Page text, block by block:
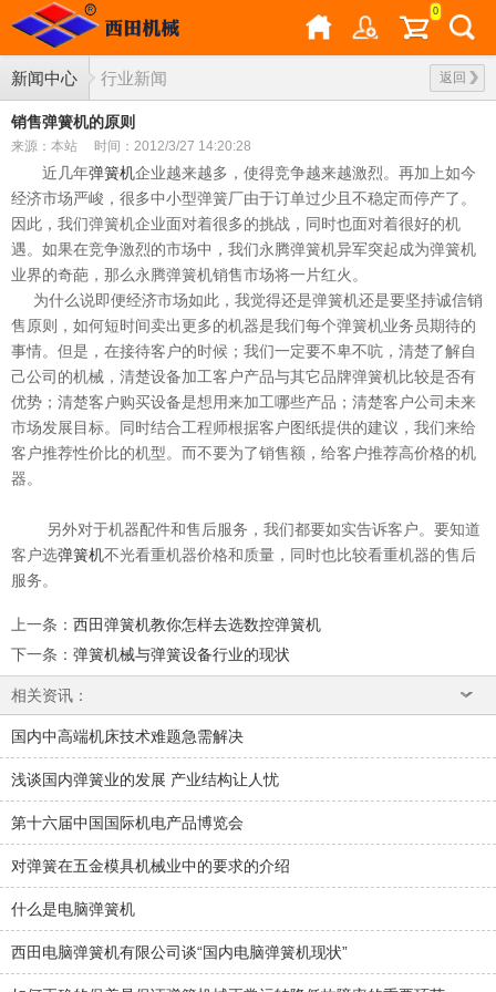
0
新闻中心 返回
行业新闻
销售弹簧机的原则
来源：本站 时间：2012/3/27 14:20:28
近几年弹簧机企业越来越多，使得竞争越来越激烈。再加上如今
经济市场严峻，很多中小型弹簧厂由于订单过少且不稳定而停产了。
因此，我们弹簧机企业面对着很多的挑战，同时也面对着很好的机
遇。如果在竞争激烈的市场中，我们永腾弹簧机异军突起成为弹簧机
业界的奇葩，那么永腾弹簧机销售市场将一片红火。
为什么说即便经济市场如此，我觉得还是弹簧机还是要坚持诚信销
售原则，如何短时间卖出更多的机器是我们每个弹簧机业务员期待的
事情。但是，在接待客户的时候；我们一定要不卑不吭，清楚了解自
己公司的机械，清楚设备加工客户产品与其它品牌弹簧机比较是否有
优势；清楚客户购买设备是想用来加工哪些产品；清楚客户公司未来
市场发展目标。同时结合工程师根据客户图纸提供的建议，我们来给
客户推荐性价比的机型。而不要为了销售额，给客户推荐高价格的机
器。
另外对于机器配件和售后服务，我们都要如实告诉客户。要知道
客户选弹簧机不光看重机器价格和质量，同时也比较看重机器的售后
服务。
上一条 ： 西田弹簧机教你怎样去选数控弹簧机
下一条 ： 弹簧机械与弹簧设备行业的现状
相关资讯：
国内中高端机床技术难题急需解决
浅谈国内弹簧业的发展 产业结构让人忧
第十六届中国国际机电产品博览会
对弹簧在五金模具机械业中的要求的介绍
什么是电脑弹簧机
西田电脑弹簧机有限公司谈“国内电脑弹簧机现状”